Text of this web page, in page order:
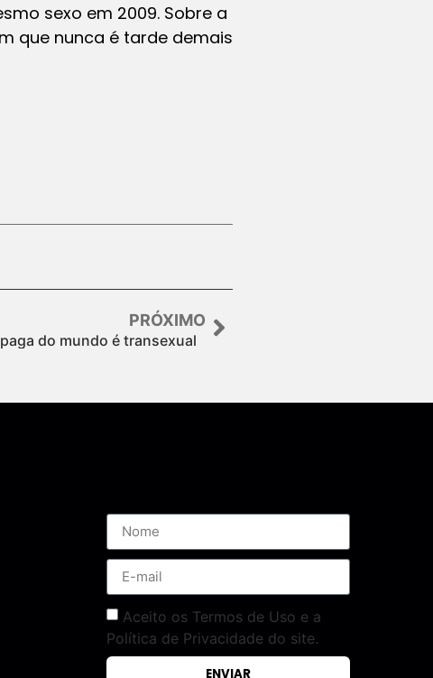
sexo em 2009. Sobre a
que nunca é tarde demais
PRÓXIMO
do mundo é transexual
Aceito os Termos de Uso e a
Política de Privacidade do site.
ENVIAR